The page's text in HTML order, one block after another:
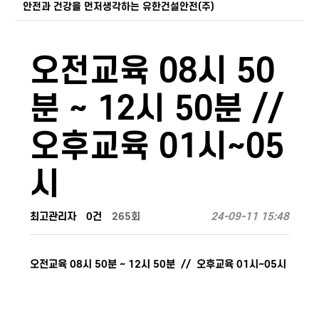
안전과 건강을 먼저생각하는 유한건설안전(주)
오전교육 08시 50
분 ~ 12시 50분 //
오후교육 01시~05
시
최고관리자 0건 265회 24-09-11 15:48
오전교육 08시 50분 ~ 12시 50분 // 오후교육 01시~05시